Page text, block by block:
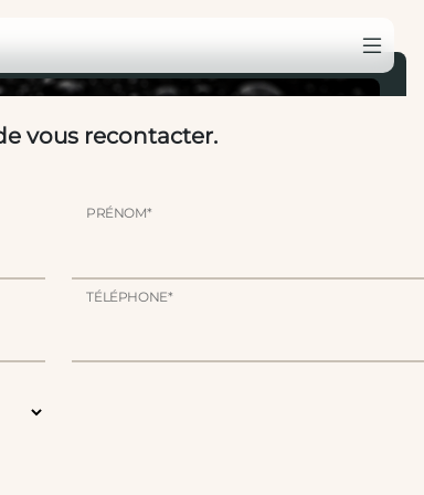
vous recontacter.
PRÉNOM*
TÉLÉPHONE*